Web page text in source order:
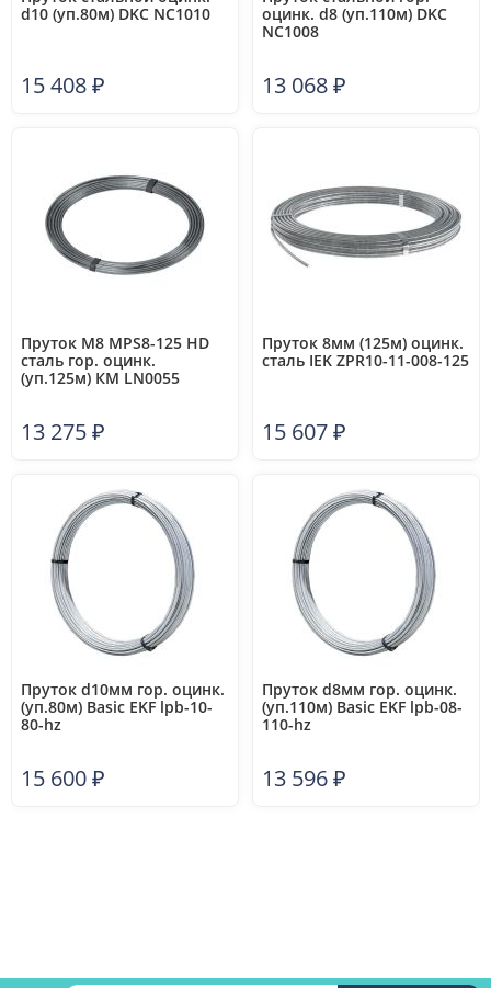
d10 (уп.80м) DKC NC1010
15 408₽
оцинк. d8 (уп.110м) DKC
NC1008
13 068₽
Пруток М8 MPS8-125 HD
сталь гор. оцинк.
(уп.125м) КМ LN0055
13 275₽
Пруток 8мм (125м) оцинк.
сталь IEK ZPR10-11-008-125
15 607₽
Пруток d10мм гор. оцинк.
(уп.80м) Basic EKF lpb-10-
80-hz
15 600₽
Пруток d8мм гор. оцинк.
(уп.110м) Basic EKF lpb-08-
110-hz
13 596₽